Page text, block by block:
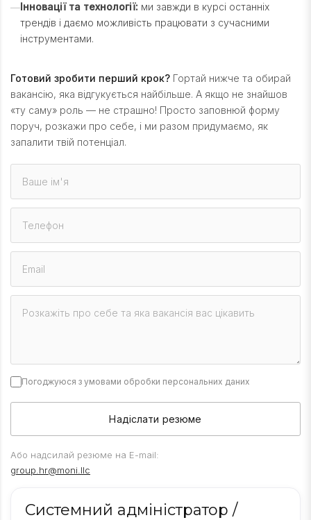
Інновації та технології: ми завжди в курсі останніх
трендів і даємо можливість працювати з сучасними
інструментами.
Готовий зробити перший крок? Гортай нижче та обирай
вакансію, яка відгукується найбільше. А якщо не знайшов
«ту саму» роль — не страшно! Просто заповнюй форму
поруч, розкажи про себе, і ми разом придумаємо, як
запалити твій потенціал.
Погоджуюся з умовами обробки персональних даних
Надіслати резюме
Або надсилай резюме на E-mail:
group.hr@moni.llc
Системний адміністратор /